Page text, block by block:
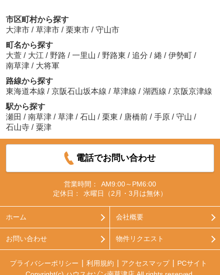
市区町村から探す
大津市 / 草津市 / 栗東市 / 守山市
町名から探す
大萱 / 大江 / 野路 / 一里山 / 野路東 / 追分 / 綣 / 伊勢町 /
南草津 / 大将軍
路線から探す
東海道本線 / 京阪石山坂本線 / 草津線 / 湖西線 / 京阪京津線
駅から探す
瀬田 / 南草津 / 草津 / 石山 / 栗東 / 唐橋前 / 手原 / 守山 /
石山寺 / 粟津
電話でお問い合わせ
営業時間：
AM9:00～PM6:00
定休日：
水曜日（2月・3月は無休）
ホーム 会社概要
お問い合わせ 物件リクエスト
プライバシーポリシー 利用規約 アクセスマップ
PCサイト